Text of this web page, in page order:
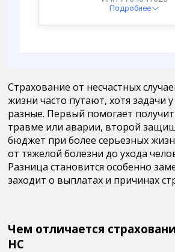
Страхование от несчастных
жизни часто путают, хотя задачи
разные. Первый помогает
травме или аварии, второй
бюджет при более серьезных
от тяжелой болезни до ухода
Разница становится особенно
заходит о выплатах и причинах
Чем отличается
НС